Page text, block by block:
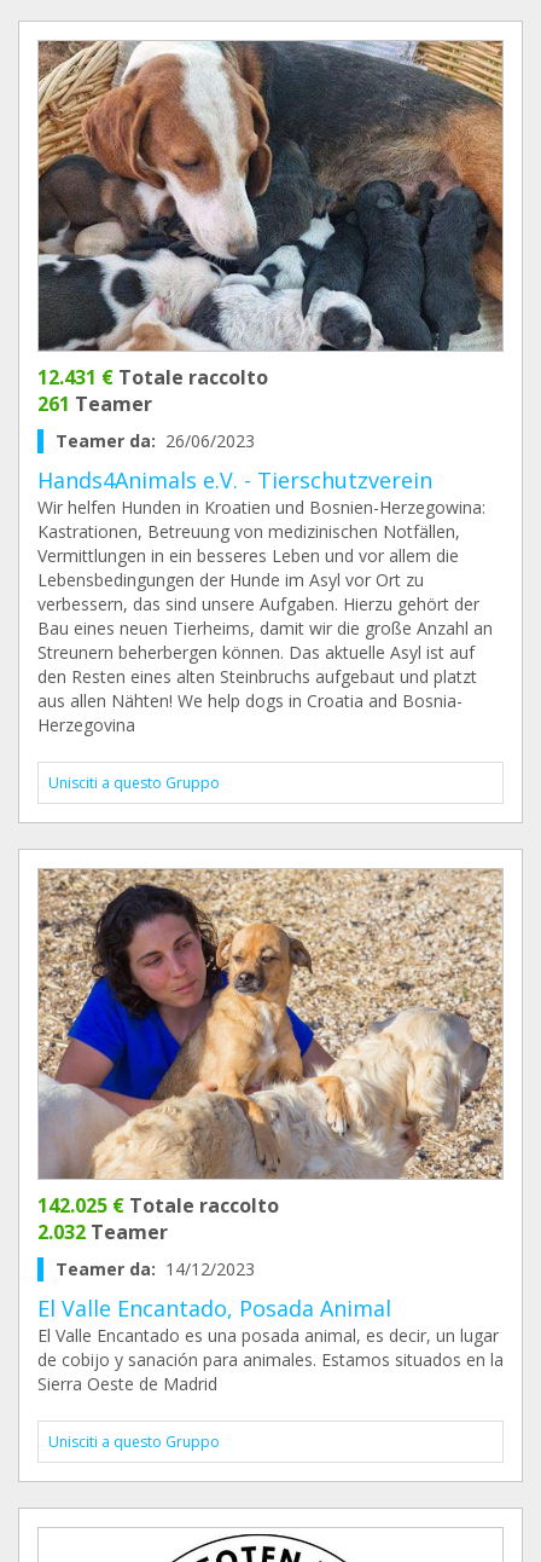
12.431 € Totale raccolto
261 Teamer
Teamer da: 26/06/2023
Hands4Animals e.V. - Tierschutzverein
Wir helfen Hunden in Kroatien und Bosnien-Herzegowina:
Kastrationen, Betreuung von medizinischen Notfällen,
Vermittlungen in ein besseres Leben und vor allem die
Lebensbedingungen der Hunde im Asyl vor Ort zu
verbessern, das sind unsere Aufgaben. Hierzu gehört der
Bau eines neuen Tierheims, damit wir die große Anzahl an
Streunern beherbergen können. Das aktuelle Asyl ist auf
den Resten eines alten Steinbruchs aufgebaut und platzt
aus allen Nähten! We help dogs in Croatia and Bosnia-
Herzegovina
Unisciti a questo Gruppo
142.025 € Totale raccolto
2.032 Teamer
Teamer da: 14/12/2023
El Valle Encantado, Posada Animal
El Valle Encantado es una posada animal, es decir, un lugar
de cobijo y sanación para animales. Estamos situados en la
Sierra Oeste de Madrid
Unisciti a questo Gruppo